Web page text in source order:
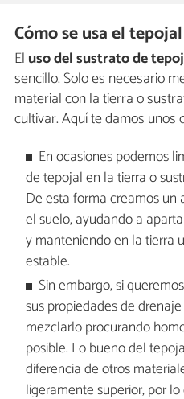
Cómo se usa el
El uso del sustrato de
sencillo. Solo es necesario
material con la tierra o
cultivar. Aquí te damos unos
En ocasiones podemos
de tepojal en la tierra o
De esta forma creamos
el suelo, ayudando a
y manteniendo en la tierra
estable.
Sin embargo, si
sus propiedades de
mezclarlo procurando
posible. Lo bueno del
diferencia de otros
ligeramente superior, por